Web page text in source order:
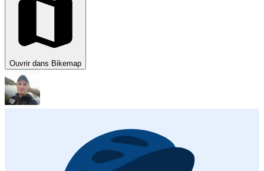
Ouvrir dans Bikemap